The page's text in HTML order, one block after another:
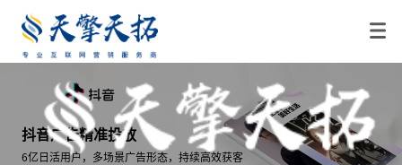
抖音广告精准投放
6亿日活用户，多场景广告形态，持续高效获客